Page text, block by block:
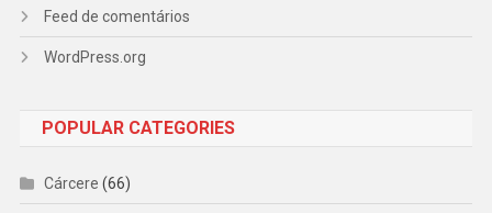
Feed de comentários
WordPress.org
POPULAR CATEGORIES
Cárcere (66)